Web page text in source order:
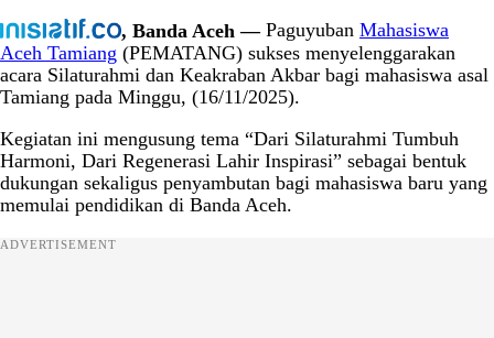
, Banda Aceh —Paguyuban Mahasiswa
Aceh Tamiang (PEMATANG) sukses menyelenggarakan
acara Silaturahmi dan Keakraban Akbar bagi mahasiswa asal
Tamiang pada Minggu, (16/11/2025).
Kegiatan ini mengusung tema “Dari Silaturahmi Tumbuh
Harmoni, Dari Regenerasi Lahir Inspirasi” sebagai bentuk
dukungan sekaligus penyambutan bagi mahasiswa baru yang
memulai pendidikan di Banda Aceh.
ADVERTISEMENT